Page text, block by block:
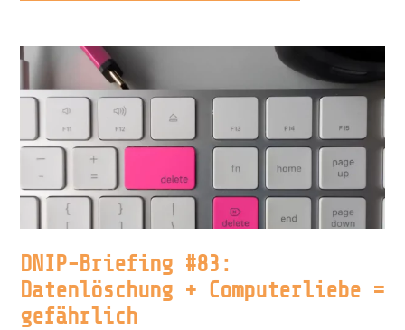
DNIP-Briefing #83:
Datenlöschung + Computerliebe =
gefährlich